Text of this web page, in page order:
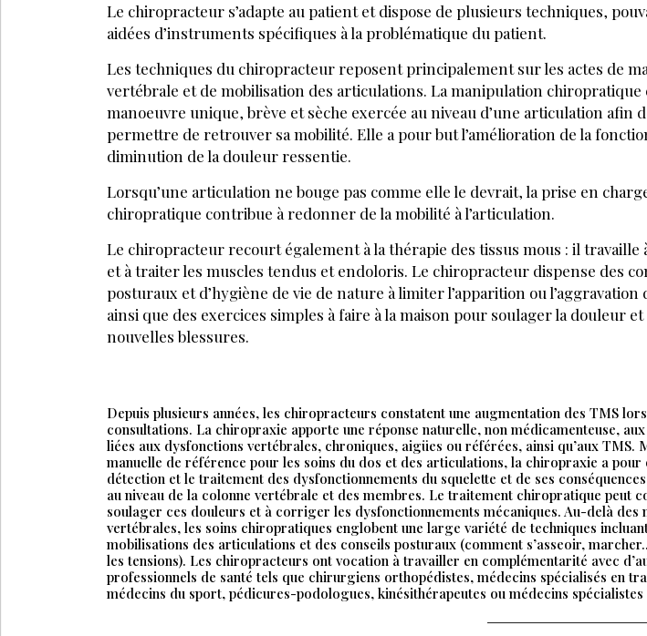
Le chiropracteur s’adapte au patient et dispose de plusieurs techniques,
aidées d’instruments spécifiques à la problématique du patient.
Les techniques du chiropracteur reposent principalement sur les actes de
vertébrale et de mobilisation des articulations. La manipulation chiropratique
manoeuvre unique, brève et sèche exercée au niveau d’une articulation afin
permettre de retrouver sa mobilité. Elle a pour but l’amélioration de la
diminution de la douleur ressentie.
Lorsqu’une articulation ne bouge pas comme elle le devrait, la prise en
chiropratique contribue à redonner de la mobilité à l’articulation.
Le chiropracteur recourt également à la thérapie des tissus mous : il travaille
et à traiter les muscles tendus et endoloris. Le chiropracteur dispense des
posturaux et d’hygiène de vie de nature à limiter l’apparition ou l’aggravation
ainsi que des exercices simples à faire à la maison pour soulager la douleur
nouvelles blessures.
Depuis plusieurs années, les chiropracteurs constatent une augmentation des TMS
consultations. La chiropraxie apporte une réponse naturelle, non médicamenteuse,
liées aux dysfonctions vertébrales, chroniques, aigües ou référées, ainsi qu’aux TMS.
manuelle de référence pour les soins du dos et des articulations, la chiropraxie a pour
détection et le traitement des dysfonctionnements du squelette et de ses
au niveau de la colonne vertébrale et des membres. Le traitement chiropratique peut
soulager ces douleurs et à corriger les dysfonctionnements mécaniques. Au-delà des
vertébrales, les soins chiropratiques englobent une large variété de techniques
mobilisations des articulations et des conseils posturaux (comment s’asseoir,
les tensions). Les chiropracteurs ont vocation à travailler en complémentarité avec
professionnels de santé tels que chirurgiens orthopédistes, médecins spécialisés en
médecins du sport, pédicures-podologues, kinésithérapeutes ou médecins